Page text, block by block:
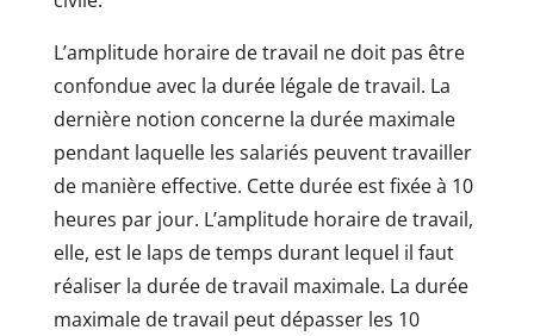
L’amplitude horaire de travail ne doit pas être
confondue avec la durée légale de travail. La
dernière notion concerne la durée maximale
pendant laquelle les salariés peuvent travailler
de manière effective. Cette durée est fixée à 10
heures par jour. L’amplitude horaire de travail,
elle, est le laps de temps durant lequel il faut
réaliser la durée de travail maximale. La durée
maximale de travail peut dépasser les 10